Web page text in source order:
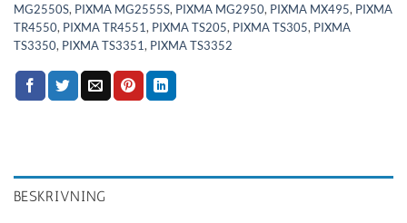
MG2550S, PIXMA MG2555S, PIXMA MG2950, PIXMA MX495, PIXMA
TR4550, PIXMA TR4551, PIXMA TS205, PIXMA TS305, PIXMA
TS3350, PIXMA TS3351, PIXMA TS3352
BESKRIVNING